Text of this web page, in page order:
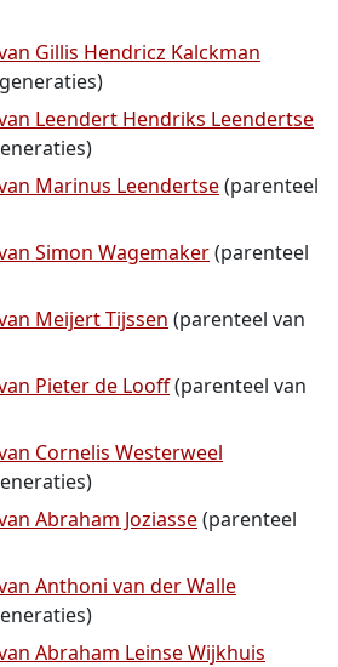
Gillis Hendricz Kalckman
Leendert Hendriks Leendertse
Marinus Leendertse(parenteel
Simon Wagemaker(parenteel
Meijert Tijssen (parenteel van
Pieter de Looff(parenteel van
Cornelis Westerweel
Abraham Joziasse(parenteel
Anthoni van der Walle
Abraham Leinse Wijkhuis